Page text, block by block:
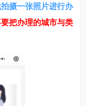
摄一张照片进行办
把办理的城市与类